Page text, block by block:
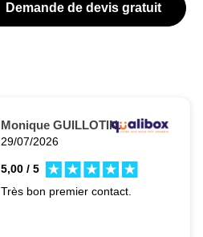
Demande de devis gratuit
Monique GUILLOTIN.
29/07/2026
5,00 / 5
Très bon premier contact.